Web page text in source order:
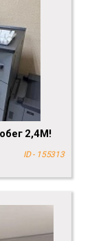
2,4М!
ID - 155313